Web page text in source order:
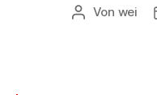
Beitragsautor
Von wei